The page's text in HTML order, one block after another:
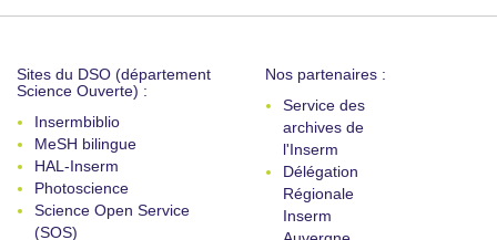
Sites du DSO (département
Science Ouverte) :
Insermbiblio
MeSH bilingue
HAL-Inserm
Photoscience
Science Open Service
(SOS)
Nos partenaires :
Service des
archives de
l'Inserm
Délégation
Régionale
Inserm